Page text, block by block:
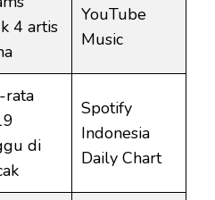
4 artis
YouTube
Music
rata
di
Spotify
Indonesia
Daily Chart